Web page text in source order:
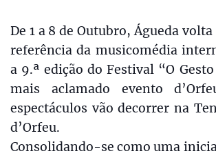
De 1 a 8 de Outubro, Águeda
referência da musicomédia
a 9.ª edição do Festival “O
mais aclamado evento
espectáculos vão decorrer na
d’Orfeu.
Consolidando-se como uma